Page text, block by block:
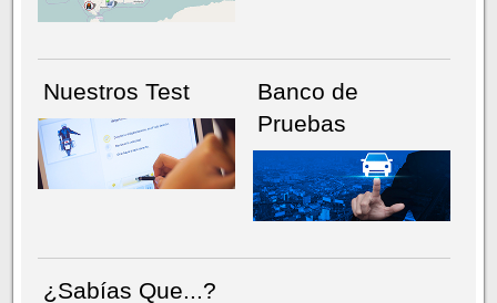
Nuestros Test
Banco de
Pruebas
¿Sabías Que...?